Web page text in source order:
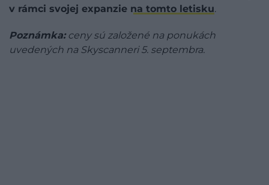
v rámci svojej expanzie na tomto letisku.
Poznámka:ceny sú založené na ponukách
uvedených na Skyscanneri 5. septembra.